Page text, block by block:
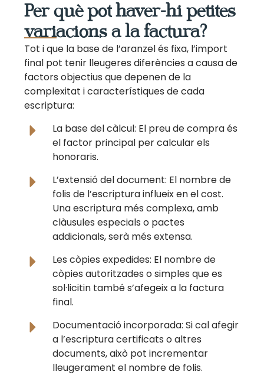
Per què pot haver-hi petites
variacions a la factura?
Tot i que la base de l’aranzel és fixa, l’import
final pot tenir lleugeres diferències a causa de
factors objectius que depenen de la
complexitat i característiques de cada
escriptura:
La base del càlcul: El preu de compra és
el factor principal per calcular els
honoraris.
L’extensió del document: El nombre de
folis de l’escriptura influeix en el cost.
Una escriptura més complexa, amb
clàusules especials o pactes
addicionals, serà més extensa.
Les còpies expedides: El nombre de
còpies autoritzades o simples que es
sol·licitin també s’afegeix a la factura
final.
Documentació incorporada: Si cal afegir
a l’escriptura certificats o altres
documents, això pot incrementar
lleugerament el nombre de folis.